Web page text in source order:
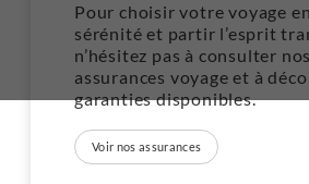
Pour choisir votre voyage
sérénité et partir l’esprit
n’hésitez pas à consulter
assurances voyage et à
garanties disponibles.
Voir nos assurances